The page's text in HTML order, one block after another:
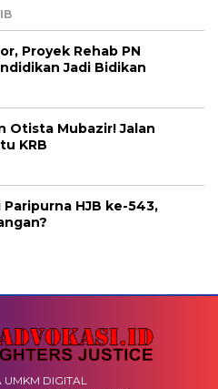
Proyek Rehab PN
Jadi Bidikan
Otista Mubazir! Jalan
KRB
HJB ke-543,
UMKM DIGITAL